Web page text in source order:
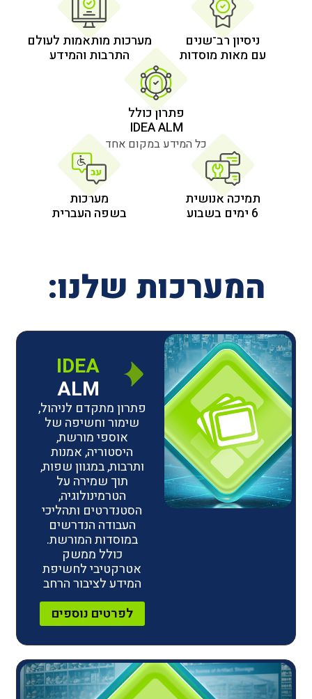
מוסדות
מערכות מותאמות לעולם
התרבות והמידע
כל המידע במקום אחד
מערכות
בשפה העברית
שלנו:
IDEA
ALM
פתרון מתקדם לניהול,
שימור וחשיפה של
אוספי מורשת,
היסטוריה, אמנות
ותרבות, במגוון שפות,
תוך שמירה על
הטרמינולוגיה,
הסטנדרטים ותהליכי
העבודה הנדרשים
במוסדות המורשת.
אטרקטיבי לחשיפת
המידע לציבור הרחב